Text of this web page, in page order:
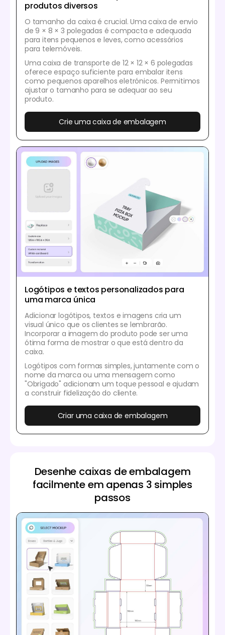
produtos diversos
O tamanho da caixa é crucial. Uma caixa de envio
de 9 × 8 × 3 polegadas é compacta e adequada
para itens pequenos e leves, como acessórios
para telemóveis.
Uma caixa de transporte de 12 × 12 × 6 polegadas
oferece espaço suficiente para embalar itens
como pequenos aparelhos eletrónicos. Permitimos
ajustar o tamanho para se adequar ao seu
produto.
Crie uma caixa de embalagem
Logótipos e textos personalizados para
uma marca única
Adicionar logótipos, textos e imagens cria um
visual único que os clientes se lembrarão.
Incorporar a imagem do produto pode ser uma
ótima forma de mostrar o que está dentro da
caixa.
Logótipos com formas simples, juntamente com o
nome da marca ou uma mensagem como
"Obrigado" adicionam um toque pessoal e ajudam
a construir fidelização do cliente.
Criar uma caixa de embalagem
Desenhe caixas de embalagem
facilmente em apenas 3 simples
passos